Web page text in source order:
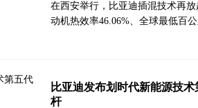
在西安举行，比亚迪插混技术再
动机热效率46.06%、全球最低百
比亚迪发布划时代新能源技
杆